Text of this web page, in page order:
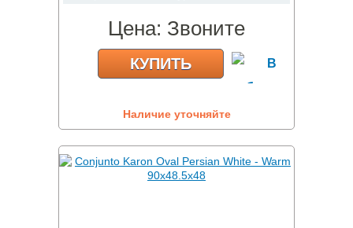
Цена: Звоните
КУПИТЬ
Наличие уточняйте